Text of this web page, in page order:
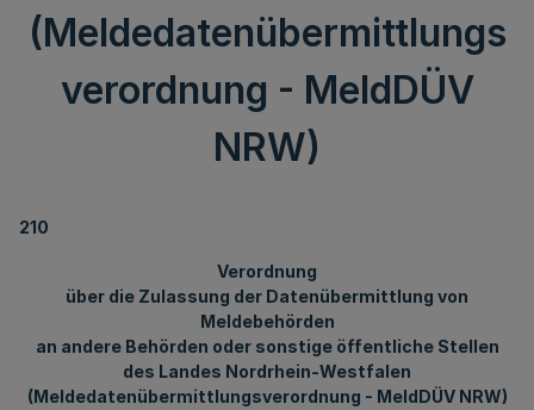
(Meldedatenübermittlungs
verordnung - MeldDÜV
NRW)
210
Verordnung
über die Zulassung der Datenübermittlung von
Meldebehörden
an andere Behörden oder sonstige öffentliche Stellen
des Landes Nordrhein-Westfalen
(Meldedatenübermittlungsverordnung - MeldDÜV NRW)